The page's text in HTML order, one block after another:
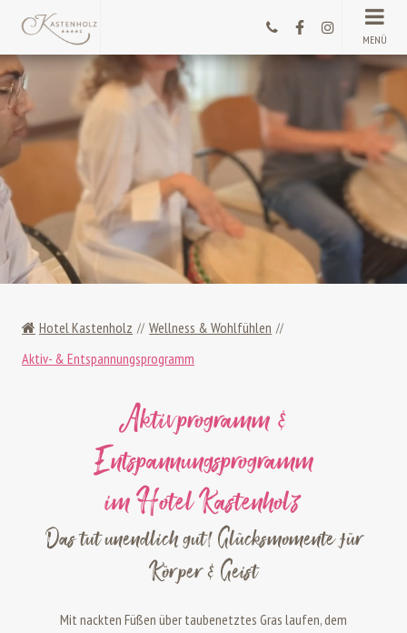
MENÜ
Hotel Kastenholz
Wellness & Wohlfühlen
Aktiv- & Entspannungsprogramm
Aktivprogramm &
Entspannungsprogramm
im Hotel Kastenholz
Das tut unendlich gut! Glücksmomente für
Körper & Geist
Mit nackten Füßen über taubenetztes Gras laufen, dem